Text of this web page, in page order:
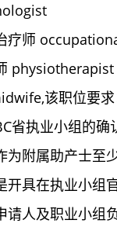
疗师
physiotherapist
该职位要求
省执业小组的确
为附属助产士至
开具在执业小组
请人及职业小组